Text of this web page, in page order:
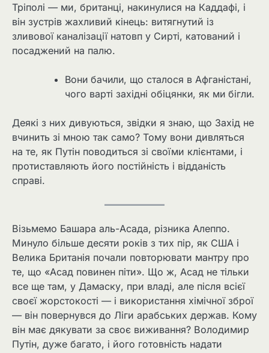
Тріполі — ми, британці, накинулися на Каддафі, і
він зустрів жахливий кінець: витягнутий із
зливової каналізації натовп у Сирті, катований і
посаджений на палю.
Вони бачили, що сталося в Афганістані,
чого варті західні обіцянки, як ми бігли.
Деякі з них дивуються, звідки я знаю, що Захід не
вчинить зі мною так само? Тому вони дивляться
на те, як Путін поводиться зі своїми клієнтами, і
протиставляють його постійність і відданість
справі.
Візьмемо Башара аль-Асада, різника Алеппо.
Минуло більше десяти років з тих пір, як США і
Велика Британія почали повторювати мантру про
те, що «Асад повинен піти». Що ж, Асад не тільки
все ще там, у Дамаску, при владі, але після всієї
своєї жорстокості — і використання хімічної зброї
— він повернувся до Ліги арабських держав. Кому
він має дякувати за своє виживання? Володимир
Путін, дуже багато, і його готовність надати